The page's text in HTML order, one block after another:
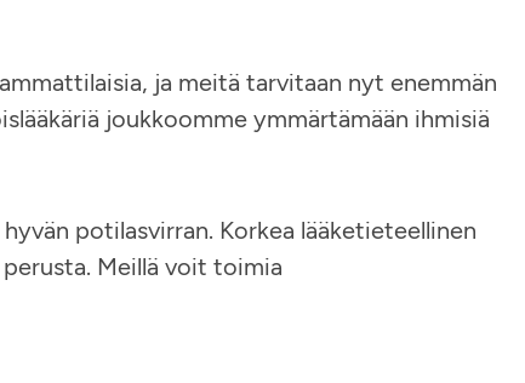
ja meitä tarvitaan nyt enemmän
joukkoomme ymmärtämään ihmisiä
potilasvirran. Korkea lääketieteellinen
Meillä voit toimia